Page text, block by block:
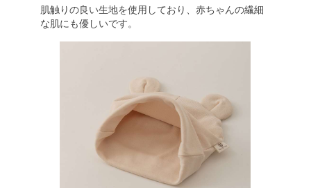
肌触りの良い生地を使用しており、赤ちゃんの繊細
な肌にも優しいです。